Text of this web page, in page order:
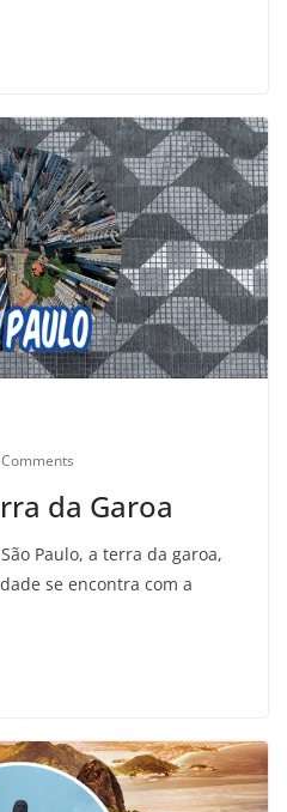
da Garoa
Paulo, a terra da garoa,
se encontra com a